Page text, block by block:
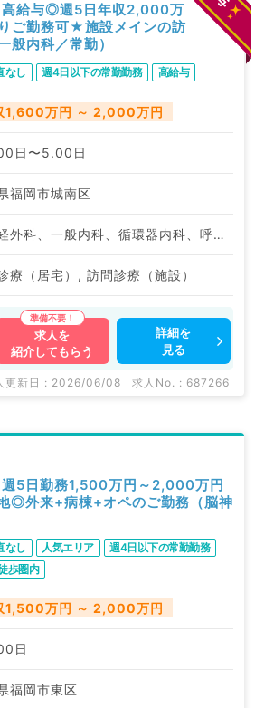
高給与◎週5日年収2,000万
ご勤務可★施設メインの訪
般内科／常勤）
なし 週4日以下の常勤勤務 高給与
1,600万円 ～ 2,000万円
日〜5.00日
福岡市城南区
脳神経外科、一般内科、循環器内科、呼吸器内科、消化器内科、腎臓内科、外科系全般、一般外科、消化器外科
療（居宅）, 訪問診療（施設）
求人を
紹介してもらう
詳細を
見る
更新日 : 2026/06/08 求人No. : 687266
週5日勤務1,500万円～2,000万円
◎外来+病棟+オペのご勤務（脳神
なし 人気エリア
週4日以下の常勤勤務
歩圏内
1,500万円 ～ 2,000万円
日
福岡市東区